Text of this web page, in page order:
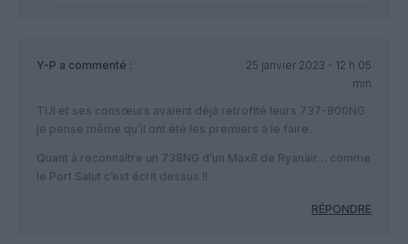
Y-P a commenté :
25 janvier 2023 - 12 h 05
min
TUI et ses consœurs avaient déjà retrofité leurs 737-800NG
je pense même qu’il ont été les premiers à le faire.
Quant à reconnaître un 738NG d’un Max8 de Ryanair… comme
le Port Salut c’est écrit dessus !!
RÉPONDRE